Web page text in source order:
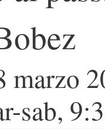
marzo
sab,